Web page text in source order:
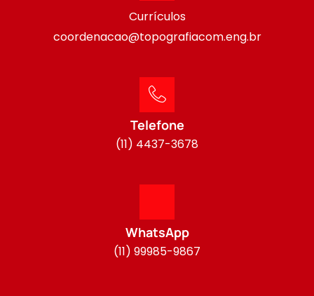
Currículos
coordenacao@topografiacom.eng.br
Telefone
(11) 4437-3678
WhatsApp
(11) 99985-9867